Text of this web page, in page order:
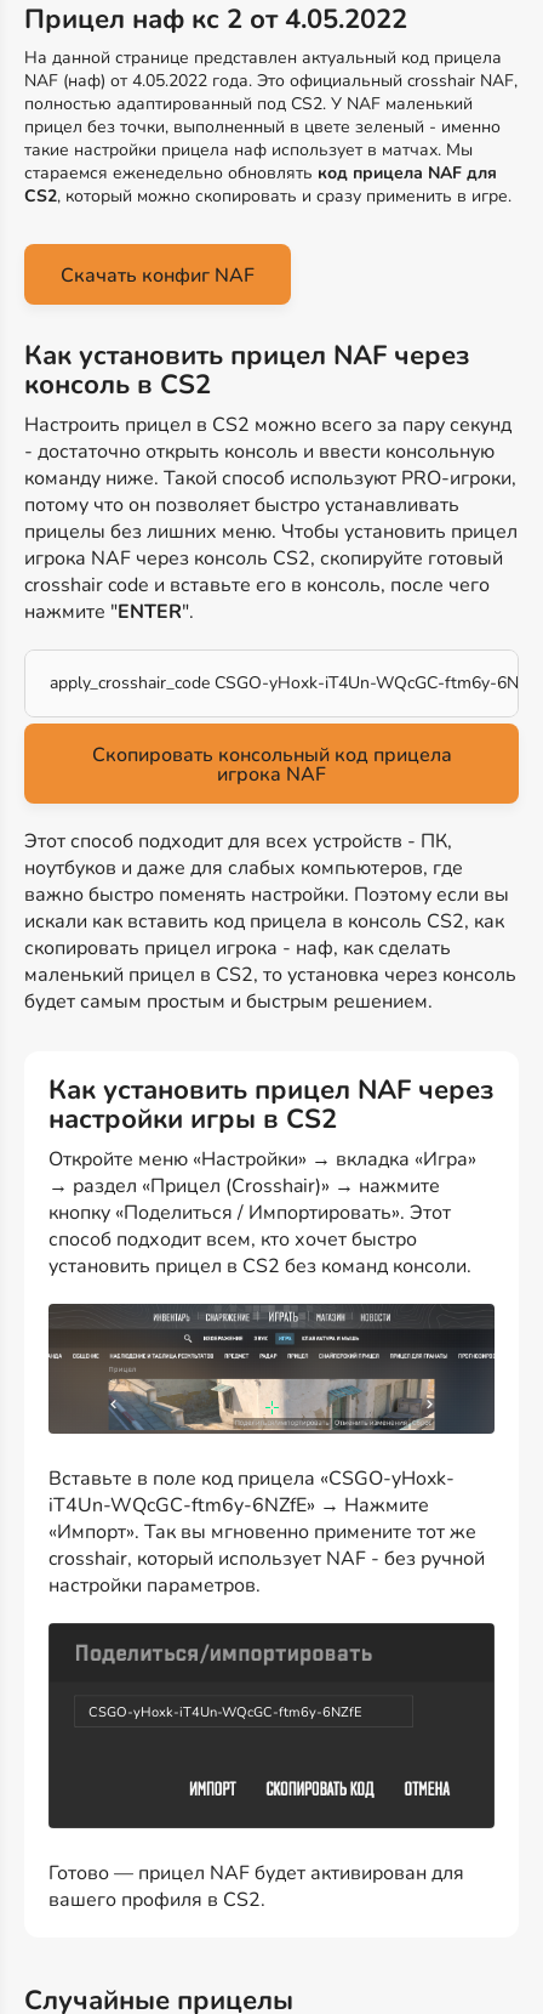
Прицел наф кс 2 от 4.05.2022
На данной странице представлен актуальный код прицела
NAF (наф) от 4.05.2022 года. Это официальный crosshair NAF,
полностью адаптированный под CS2. У NAF маленький
прицел без точки, выполненный в цвете зеленый - именно
такие настройки прицела наф использует в матчах. Мы
стараемся еженедельно обновлять код прицела NAF для
CS2, который можно скопировать и сразу применить в игре.
Скачать конфиг NAF
Как установить прицел NAF через
консоль в CS2
Настроить прицел в CS2 можно всего за пару секунд
- достаточно открыть консоль и ввести консольную
команду ниже. Такой способ используют PRO-игроки,
потому что он позволяет быстро устанавливать
прицелы без лишних меню. Чтобы установить прицел
игрока NAF через консоль CS2, скопируйте готовый
crosshair code и вставьте его в консоль, после чего
нажмите "ENTER".
apply_crosshair_code CSGO-yHoxk-iT4Un-WQcGC-ftm6y-6NZfE
Скопировать консольный код прицела
игрока NAF
Этот способ подходит для всех устройств - ПК,
ноутбуков и даже для слабых компьютеров, где
важно быстро поменять настройки. Поэтому если вы
искали как вставить код прицела в консоль CS2, как
скопировать прицел игрока - наф, как сделать
маленький прицел в CS2, то установка через консоль
будет самым простым и быстрым решением.
Как установить прицел NAF через
настройки игры в CS2
Откройте меню «Настройки» → вкладка «Игра»
→ раздел «Прицел (Crosshair)» → нажмите
кнопку «Поделиться / Импортировать». Этот
способ подходит всем, кто хочет быстро
установить прицел в CS2 без команд консоли.
Вставьте в поле код прицела «CSGO-yHoxk-
iT4Un-WQcGC-ftm6y-6NZfE» → Нажмите
«Импорт». Так вы мгновенно примените тот же
crosshair, который использует NAF - без ручной
настройки параметров.
CSGO-yHoxk-iT4Un-WQcGC-ftm6y-6NZfE
Готово — прицел NAF будет активирован для
вашего профиля в CS2.
Случайные прицелы